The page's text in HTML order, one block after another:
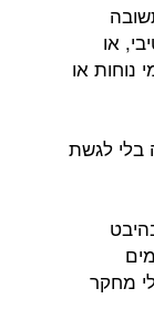
או
נוחות או
בלי לגשת
מחקר